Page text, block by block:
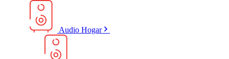
Audio Hogar